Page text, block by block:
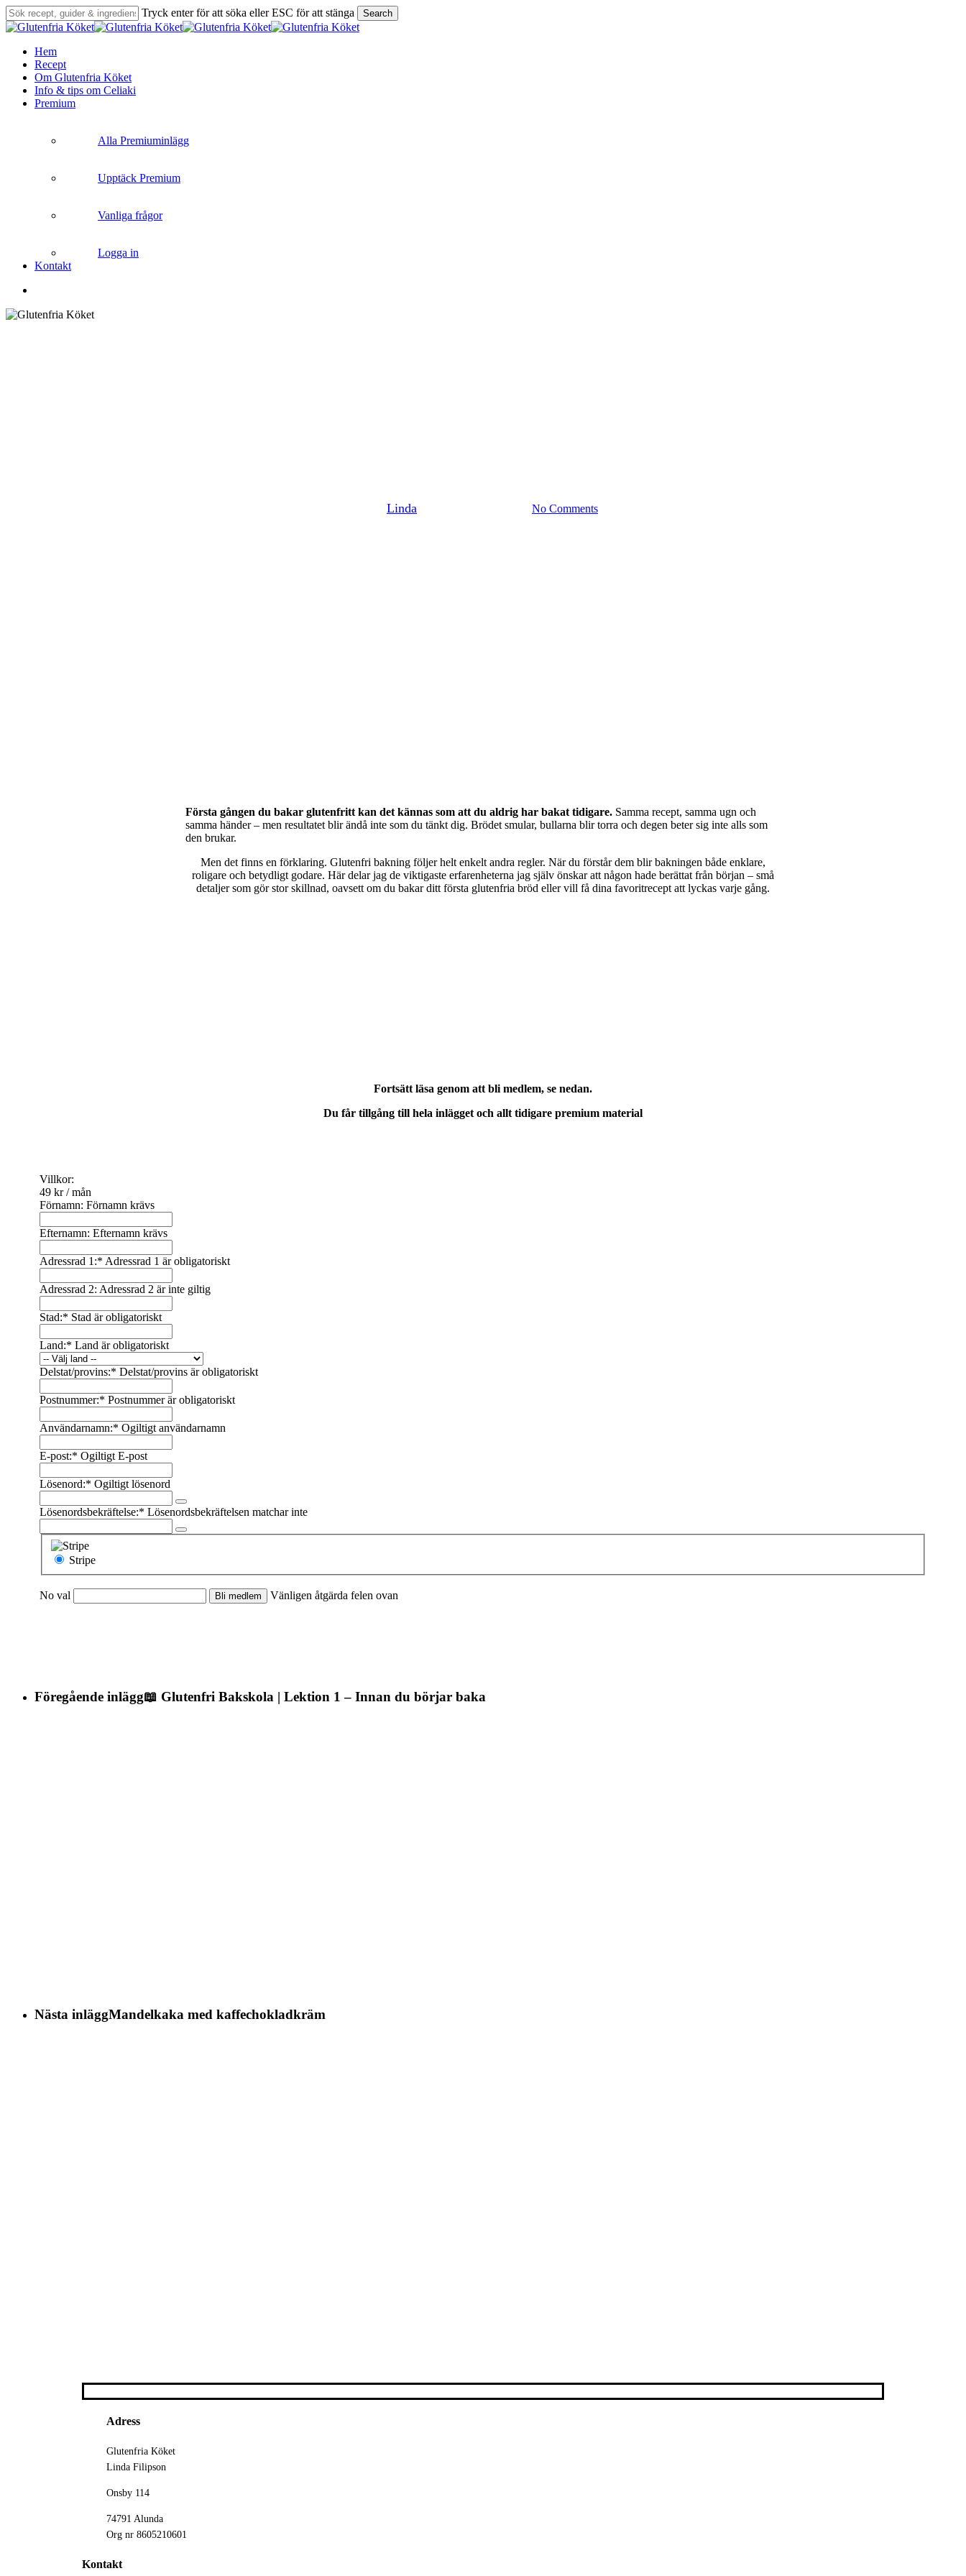
Skip
to
content
Tryck enter för att söka eller ESC för att stänga Search
Close
search
Menu
Hem
Recept
Om Glutenfria Köket
Info & tips om Celiaki
Premium
Alla Premiuminlägg
Upptäck Premium
Vanliga frågor
Logga in
Kontakt
Linda No Comments
Första gången du bakar glutenfritt kan det kännas som att du aldrig har bakat tidigare.Samma recept, samma ugn och
samma händer – men resultatet blir ändå inte som du tänkt dig. Brödet smular, bullarna blir torra och degen beter sig inte alls som
den brukar.
Men det finns en förklaring. Glutenfri bakning följer helt enkelt andra regler. När du förstår dem blir bakningen både enklare,
roligare och betydligt godare. Här delar jag de viktigaste erfarenheterna jag själv önskar att någon hade berättat från början – små
detaljer som gör stor skillnad, oavsett om du bakar ditt första glutenfria bröd eller vill få dina favoritrecept att lyckas varje gång.
Fortsätt läsa genom att bli medlem, se nedan.
Du får tillgång till hela inlägget och allt tidigare premium material
Villkor:
49 kr / mån
Förnamn: Förnamn krävs
Efternamn: Efternamn krävs
Adressrad 1:* Adressrad 1 är obligatoriskt
Adressrad 2: Adressrad 2 är inte giltig
Stad:* Stad är obligatoriskt
Land:* Land är obligatoriskt
Delstat/provins:* Delstat/provins är obligatoriskt
Postnummer:* Postnummer är obligatoriskt
Användarnamn:* Ogiltigt användarnamn
E-post:* Ogiltigt E-post
Lösenord:* Ogiltigt lösenord
Lösenordsbekräftelse:* Lösenordsbekräftelsen matchar inte
Stripe
No val Vänligen åtgärda felen ovan
Föregående inlägg📖 Glutenfri Bakskola | Lektion 1 – Innan du börjar baka
Nästa inläggMandelkaka med kaffechokladkräm
Adress
Glutenfria Köket
Linda Filipson
Onsby 114
74791 Alunda
Org nr 8605210601
Kontakt